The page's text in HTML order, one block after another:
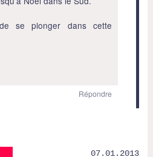
se plonger dans cette
Répondre
07.01.2013